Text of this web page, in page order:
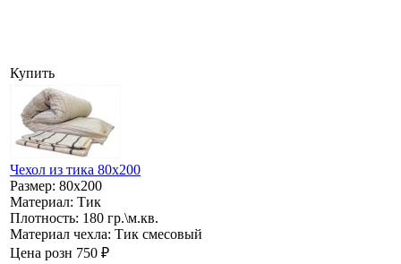
Купить
Чехол из тика 80х200
Размер: 80х200
Материал: Тик
Плотность: 180 гр.\м.кв.
Материал чехла: Тик смесовый
Цена розн 750 ₽